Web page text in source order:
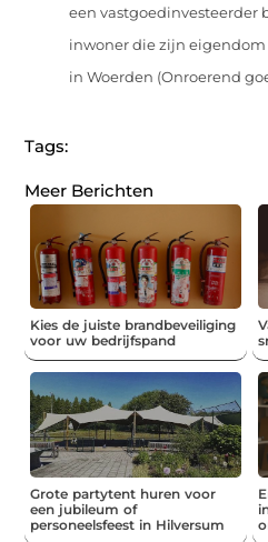
een vastgoedinvesteerder
inwoner die zijn
in Woerden (Onroerend
Tags:
Meer Berichten
Kies de juiste brandbeveiliging
voor uw bedrijfspand
Grote partytent huren voor
een jubileum of
personeelsfeest in Hilversum